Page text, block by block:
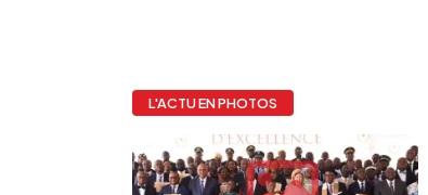
L'ACTU EN PHOTOS